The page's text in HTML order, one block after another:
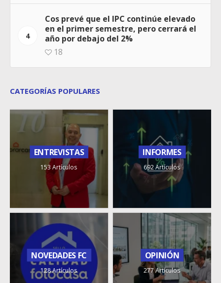
4
Cos prevé que el IPC continúe elevado
en el primer semestre, pero cerrará el
año por debajo del 2%
18
CATEGORÍAS POPULARES
ENTREVISTAS
153 Artículos
INFORMES
692 Artículos
NOVEDADES FC
128 Artículos
OPINIÓN
277 Artículos